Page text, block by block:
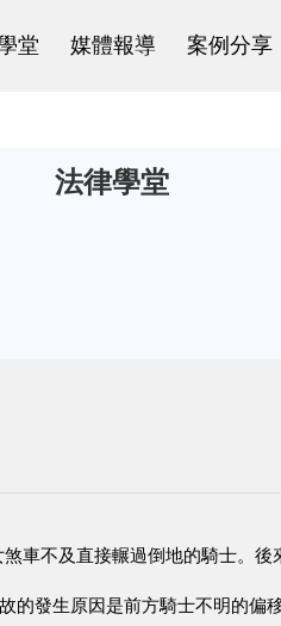
堂 媒體報導 案例分享
法律學堂
車不及直接輾過倒地的騎士。後
發生原因是前方騎士不明的偏